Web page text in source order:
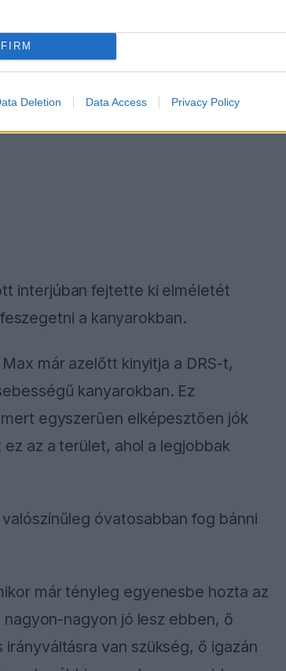
Deletion Data Access Privacy Policy
interjúban fejtette ki elméletét
a kanyarokban.
már azelőtt kinyitja a DRS-t,
kanyarokban. Ez
egyszerűen elképesztően jók
az a terület, ahol a legjobbak
óvatosabban fog bánni
már tényleg egyenesbe hozta az
nagyon jó lesz ebben, ő
van szükség, ő igazán